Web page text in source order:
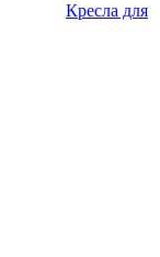
Кресла для